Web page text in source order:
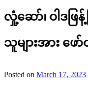
လှုံ့ဆော်၊ ဝါဒဖြ
သူများအား ဖ
Posted on March 17, 2023